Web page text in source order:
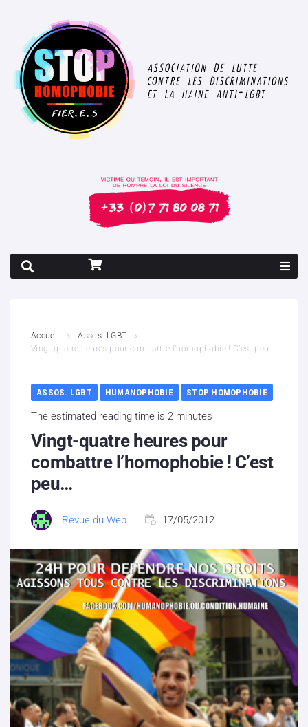
Contenus litigieux
Nous soutenir
Boutique
Partenaires
Accueil
Assos. LGBT
Vingt-quatre heures pour combattre l’homophobie ! C’est peu…
ASSOS. LGBT HUMANOPHOBIE STOP HOMOPHOBIE
The estimated reading time is 2 minutes
Vingt-quatre heures pour
combattre l’homophobie ! C’est
peu…
Revue du Web 17/05/2012